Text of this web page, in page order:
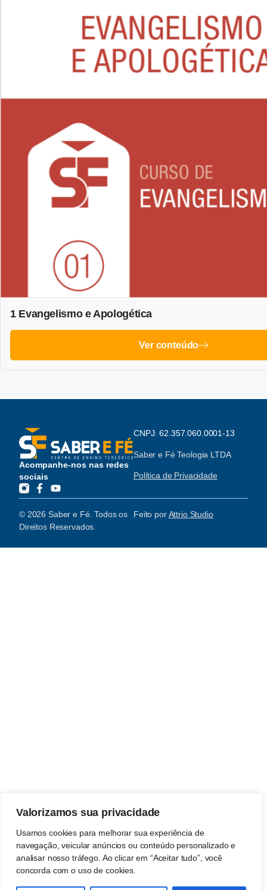
Valorizamos sua privacidade
Usamos cookies para melhorar sua experiência de
navegação, veicular anúncios ou conteúdo personalizado e
analisar nosso tráfego. Ao clicar em “Aceitar tudo”, você
concorda com o uso de cookies.
1 Evangelismo e Apologética
Ver conteúdo
Acompanhe-nos nas redes
sociais
CNPJ: 62.357.060.0001-13
Saber e Fé Teologia LTDA
Política de Privacidade
© 2026 Saber e Fé. Todos os
Direitos Reservados.
Feito porAttrio Studio